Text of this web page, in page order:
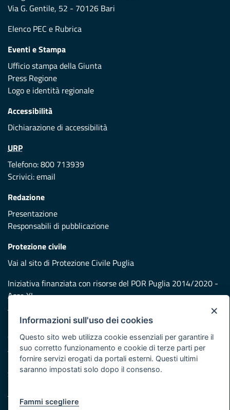
Via G. Gentile, 52 - 70126 Bari
Elenco PEC e Rubrica
Eventi e Stampa
Ufficio stampa della Giunta
Press Regione
Logo e identità regionale
Accessibilità
Dichiarazione di accessibilità
URP
Telefono: 800 713939
Scrivici:email
Redazione
Presentazione
Responsabili di pubblicazione
Protezione civile
Vai al sito di Protezione Civile Puglia
Iniziativa finanziata con risorse del POR Puglia 2014/2020 -
Asse XI
Note legali
Cookie e privacy
Atti di notifica
Feed RSS
Servizi Intranet
×
Informazioni sull'uso dei cookies
Questo sito web utilizza cookie essenziali per garantire il
suo corretto funzionamento e cookie di terze parti per
fornire servizi erogati da portali esterni. Questi ultimi
saranno impostati solo dopo il consenso.
Fammi scegliere